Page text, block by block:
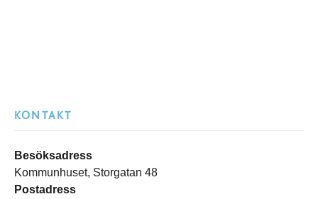
KONTAKT
Besöksadress
Kommunhuset, Storgatan 48
Postadress